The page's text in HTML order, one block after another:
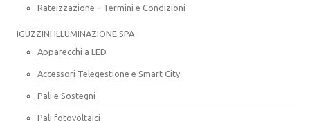
Rateizzazione – Termini e Condizioni
IGUZZINI ILLUMINAZIONE SPA
Apparecchi a LED
Accessori Telegestione e Smart City
Pali e Sostegni
Pali fotovoltaici